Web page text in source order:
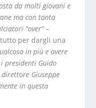
da molti giovani e
ma con tanta
“over”–
per dargli una
in più e avere
presidenti Guido
Giuseppe
in questa